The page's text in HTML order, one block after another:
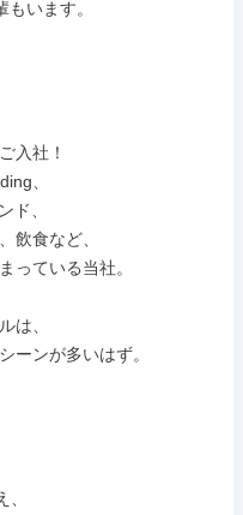
います。
入社！
、
ド、
飲食など、
っている当社。
は、
ーンが多いはず。